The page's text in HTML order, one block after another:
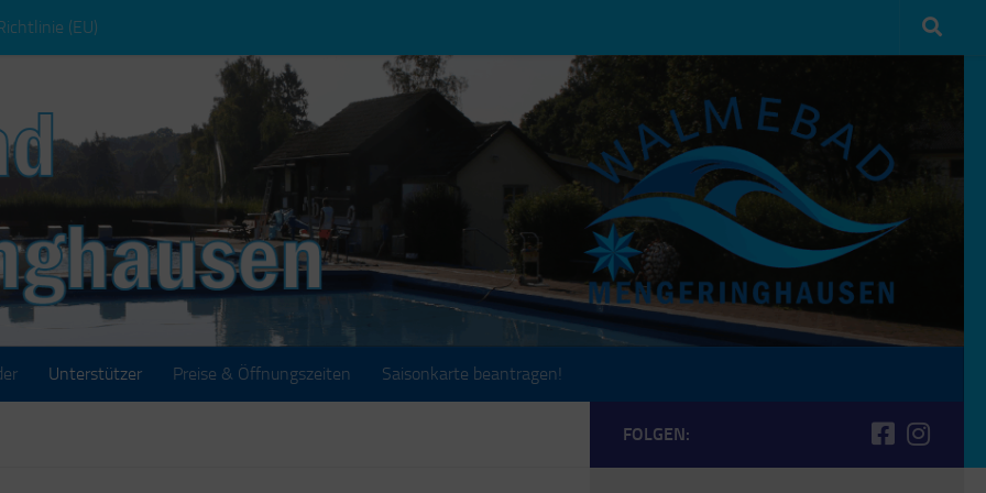
(EU)
Unterstützer Preise & Öffnungszeiten Saisonkarte beantragen!
FOLGEN: